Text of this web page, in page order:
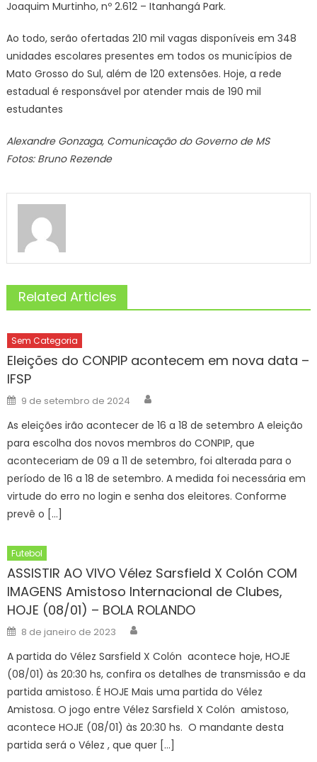
Joaquim Murtinho, nº 2.612 – Itanhangá Park.
Ao todo, serão ofertadas 210 mil vagas disponíveis em 348
unidades escolares presentes em todos os municípios de
Mato Grosso do Sul, além de 120 extensões. Hoje, a rede
estadual é responsável por atender mais de 190 mil
estudantes
Alexandre Gonzaga, Comunicação do Governo de MS
Fotos: Bruno Rezende
Related Articles
Sem Categoria
Eleições do CONPIP acontecem em nova data –
IFSP
Posted
on
9 de setembro de 2024
As eleições irão acontecer de 16 a 18 de setembro A eleição
para escolha dos novos membros do CONPIP, que
aconteceriam de 09 a 11 de setembro, foi alterada para o
período de 16 a 18 de setembro. A medida foi necessária em
virtude do erro no login e senha dos eleitores. Conforme
prevê o […]
Futebol
ASSISTIR AO VIVO Vélez Sarsfield X Colón COM
IMAGENS Amistoso Internacional de Clubes,
HOJE (08/01) – BOLA ROLANDO
Posted
on
8 de janeiro de 2023
A partida do Vélez Sarsfield X Colón acontece hoje, HOJE
(08/01) às 20:30 hs, confira os detalhes de transmissão e da
partida amistoso. É HOJE Mais uma partida do Vélez
Amistosa. O jogo entre Vélez Sarsfield X Colón amistoso,
acontece HOJE (08/01) às 20:30 hs. O mandante desta
partida será o Vélez , que quer […]